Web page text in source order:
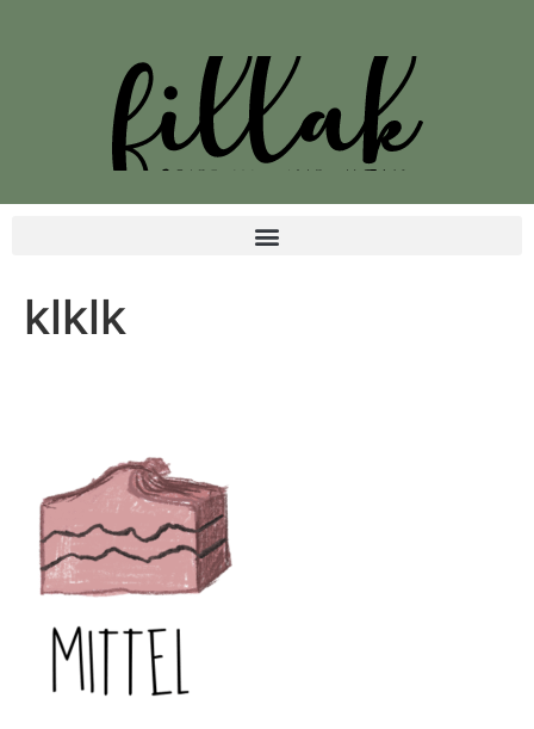
klklk